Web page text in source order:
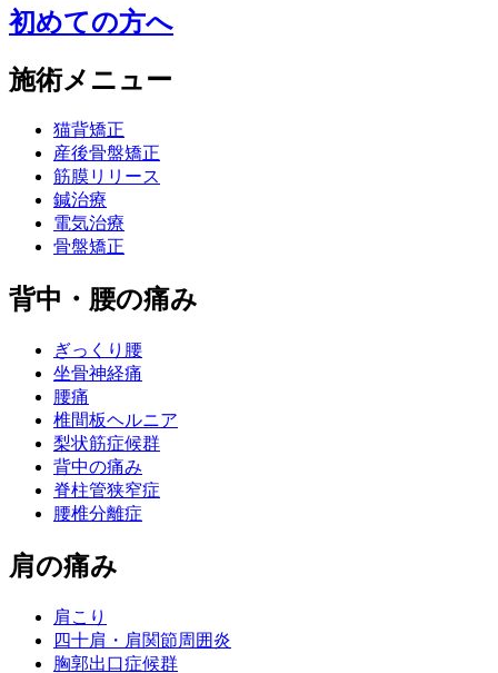
初めての方へ
施術メニュー
猫背矯正
産後骨盤矯正
筋膜リリース
鍼治療
電気治療
骨盤矯正
背中・腰の痛み
ぎっくり腰
坐骨神経痛
腰痛
椎間板ヘルニア
梨状筋症候群
背中の痛み
脊柱管狭窄症
腰椎分離症
肩の痛み
肩こり
四十肩・肩関節周囲炎
胸郭出口症候群